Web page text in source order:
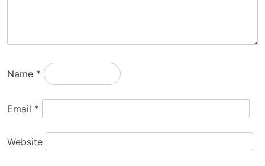
Name *
Email *
Website